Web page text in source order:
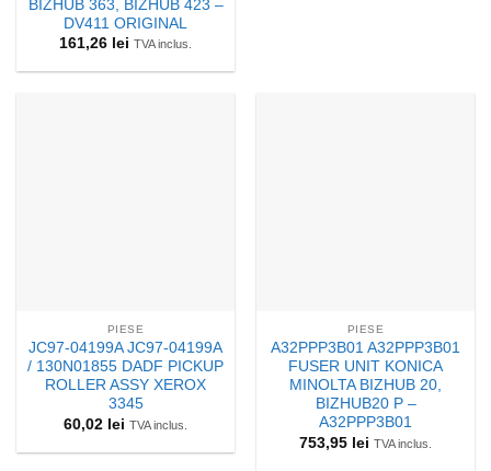
BIZHUB 363, BIZHUB 423 –
DV411 ORIGINAL
161,26 lei TVA inclus.
PIESE
JC97-04199A JC97-04199A
/ 130N01855 DADF PICKUP
ROLLER ASSY XEROX
3345
60,02 lei TVA inclus.
PIESE
A32PPP3B01 A32PPP3B01
FUSER UNIT KONICA
MINOLTA BIZHUB 20,
BIZHUB20 P –
A32PPP3B01
753,95 lei TVA inclus.